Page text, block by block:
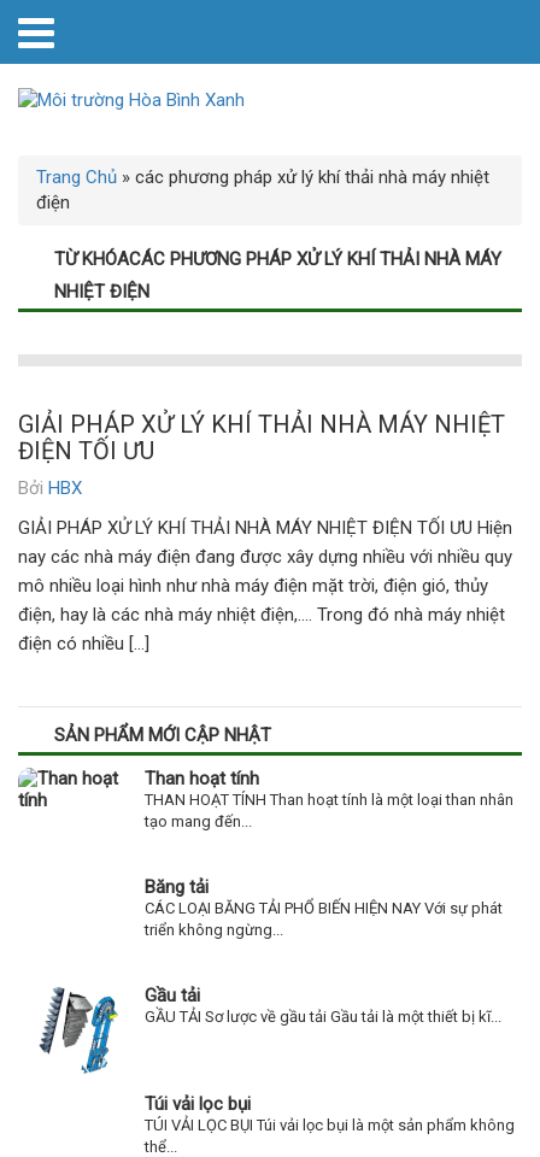
Trang Chủ » các phương pháp xử lý khí thải nhà máy nhiệt
điện
TỪ KHÓACÁC PHƯƠNG PHÁP XỬ LÝ KHÍ THẢI NHÀ MÁY
NHIỆT ĐIỆN
GIẢI PHÁP XỬ LÝ KHÍ THẢI NHÀ MÁY NHIỆT
ĐIỆN TỐI ƯU
Bởi HBX
GIẢI PHÁP XỬ LÝ KHÍ THẢI NHÀ MÁY NHIỆT ĐIỆN TỐI ƯU Hiện
nay các nhà máy điện đang được xây dựng nhiều với nhiều quy
mô nhiều loại hình như nhà máy điện mặt trời, điện gió, thủy
điện, hay là các nhà máy nhiệt điện,…. Trong đó nhà máy nhiệt
điện có nhiều […]
SẢN PHẨM MỚI CẬP NHẬT
Than hoạt tính
THAN HOẠT TÍNH Than hoạt tính là một loại than nhân
tạo mang đến...
Băng tải
CÁC LOẠI BĂNG TẢI PHỔ BIẾN HIỆN NAY Với sự phát
triển không ngừng...
Gầu tải
GẦU TẢI Sơ lược về gầu tải Gầu tải là một thiết bị kĩ...
Túi vải lọc bụi
TÚI VẢI LỌC BỤI Túi vải lọc bụi là một sản phẩm không
thể...